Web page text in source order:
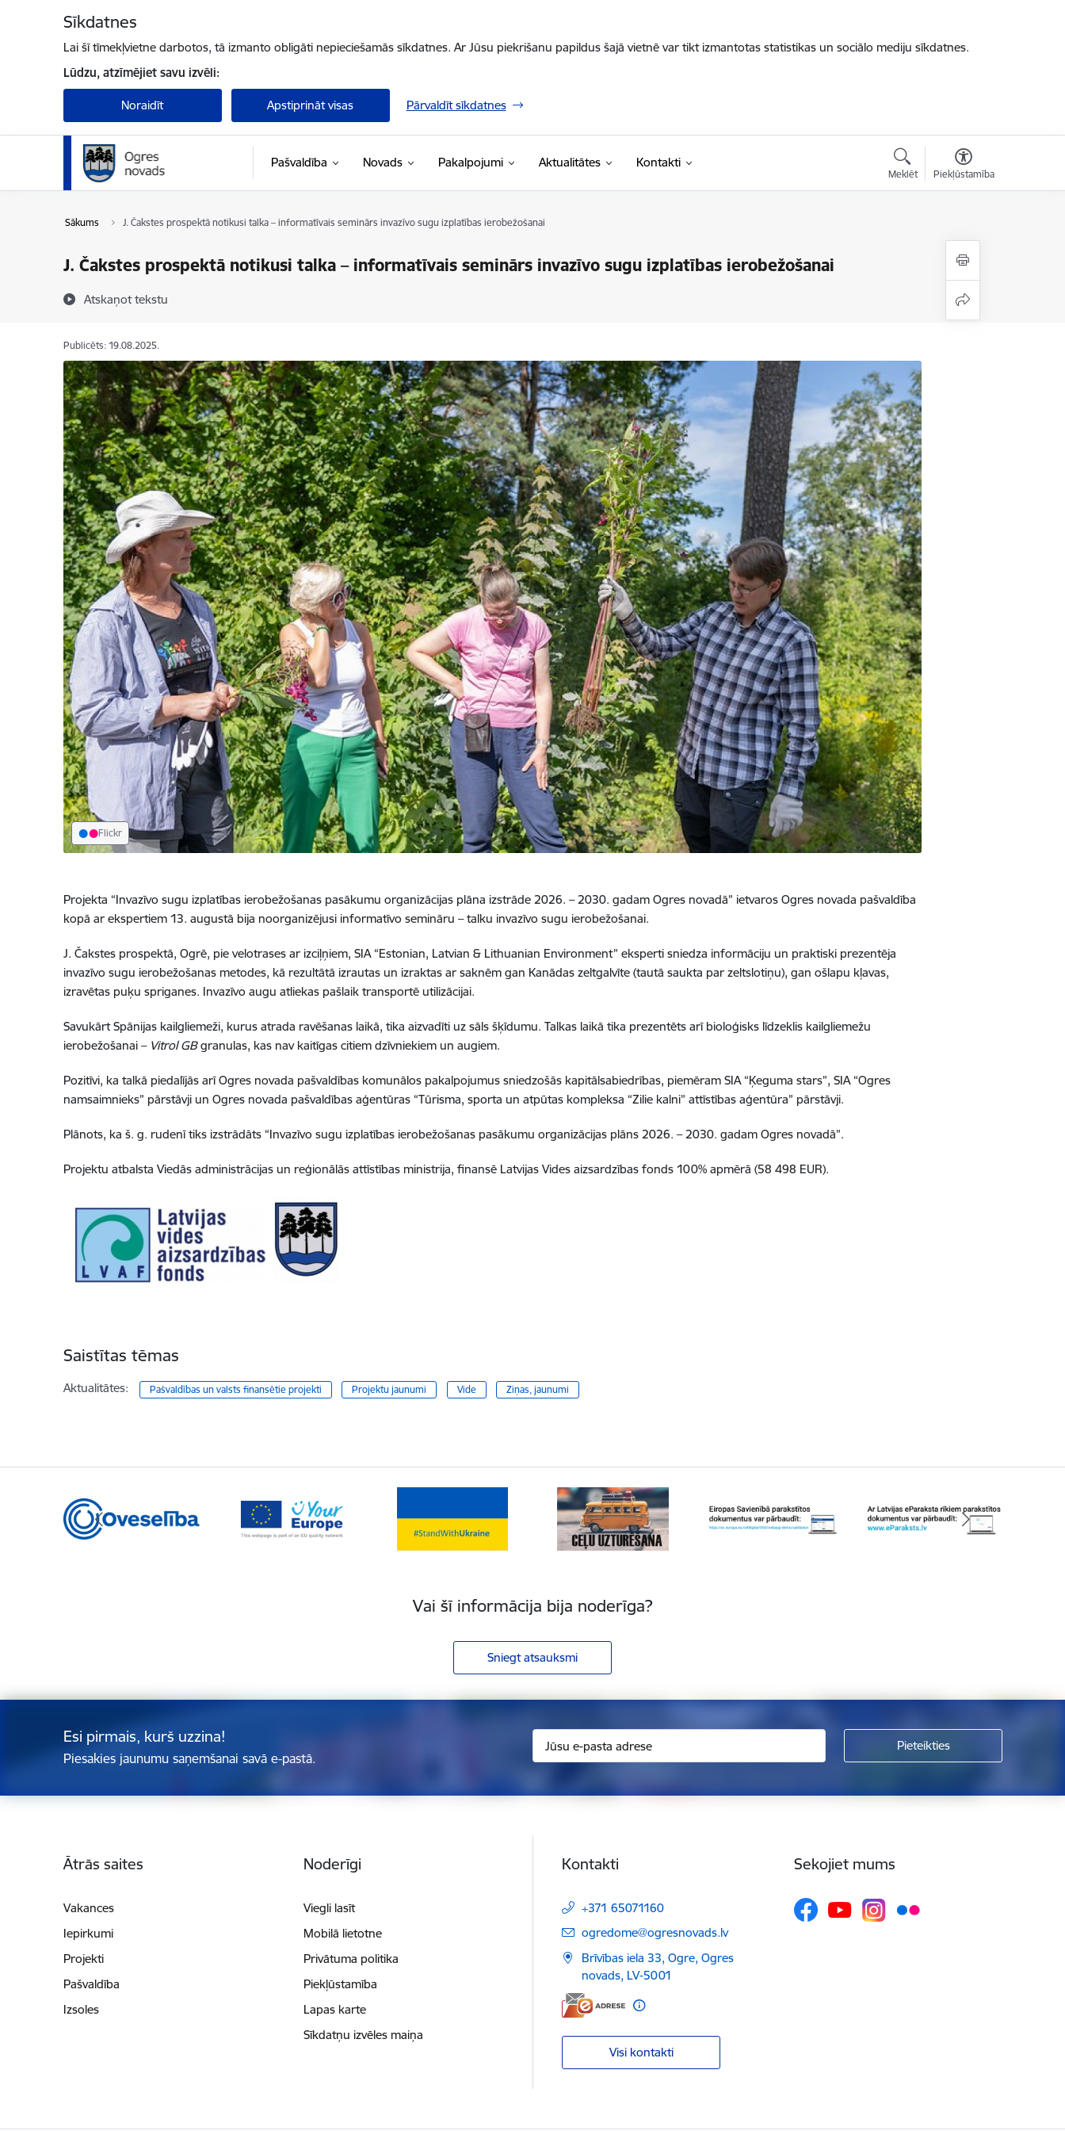
Sīkdatnes
Lai šī tīmekļvietne darbotos, tā izmanto obligāti nepieciešamās sīkdatnes. Ar Jūsu piekrišanu papildus šajā vietnē var tikt izmantotas statistikas un sociālo mediju sīkdatnes.
Lūdzu, atzīmējiet savu izvēli:
Noraidīt Apstiprināt visas Pārvaldīt sīkdatnes
Pašvaldība Novads Pakalpojumi Aktualitātes Kontakti
Meklēt Piekļūstamība
Sākums J. Čakstes prospektā notikusi talka – informatīvais seminārs invazīvo sugu izplatības ierobežošanai
J. Čakstes prospektā notikusi talka – informatīvais seminārs invazīvo sugu izplatības ierobežošanai
Atskaņot tekstu
Publicēts: 19.08.2025.
Flickr
Projekta “Invazīvo sugu izplatības ierobežošanas pasākumu organizācijas plāna izstrāde 2026. – 2030. gadam Ogres novadā” ietvaros Ogres novada pašvaldība
kopā ar ekspertiem 13. augustā bija noorganizējusi informatīvo semināru – talku invazīvo sugu ierobežošanai.
J. Čakstes prospektā, Ogrē, pie velotrases ar izciļņiem, SIA “Estonian, Latvian & Lithuanian Environment” eksperti sniedza informāciju un praktiski prezentēja
invazīvo sugu ierobežošanas metodes, kā rezultātā izrautas un izraktas ar saknēm gan Kanādas zeltgalvīte (tautā saukta par zeltslotiņu), gan ošlapu kļavas,
izravētas puķu spriganes. Invazīvo augu atliekas pašlaik transportē utilizācijai.
Savukārt Spānijas kailgliemeži, kurus atrada ravēšanas laikā, tika aizvadīti uz sāls šķīdumu. Talkas laikā tika prezentēts arī bioloģisks līdzeklis kailgliemežu
ierobežošanai – Vitrol GBgranulas, kas nav kaitīgas citiem dzīvniekiem un augiem.
Pozitīvi, ka talkā piedalījās arī Ogres novada pašvaldības komunālos pakalpojumus sniedzošās kapitālsabiedrības, piemēram SIA “Ķeguma stars”, SIA “Ogres
namsaimnieks” pārstāvji un Ogres novada pašvaldības aģentūras “Tūrisma, sporta un atpūtas kompleksa “Zilie kalni” attīstības aģentūra” pārstāvji.
Plānots, ka š. g. rudenī tiks izstrādāts “Invazīvo sugu izplatības ierobežošanas pasākumu organizācijas plāns 2026. – 2030. gadam Ogres novadā”.
Projektu atbalsta Viedās administrācijas un reģionālās attīstības ministrija, finansē Latvijas Vides aizsardzības fonds 100% apmērā (58 498 EUR).
Saistītas tēmas
Aktualitātes: Pašvaldības un valsts finansētie projekti Projektu jaunumi Vide Ziņas, jaunumi
Vai šī informācija bija noderīga?
Sniegt atsauksmi
Esi pirmais, kurš uzzina!
Piesakies jaunumu saņemšanai savā e-pastā.
Ātrās saites
Vakances
Iepirkumi
Projekti
Pašvaldība
Izsoles
Noderīgi
Viegli lasīt
Mobilā lietotne
Privātuma politika
Piekļūstamība
Lapas karte
Sīkdatņu izvēles maiņa
Kontakti
+371 65071160
E-pasts:
ogredome@ogresnovads.lv
Brīvības iela 33, Ogre, Ogres
novads, LV-5001
Visi kontakti
Sekojiet mums